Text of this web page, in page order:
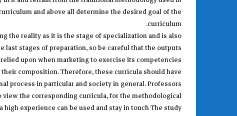
and above all determine the desired goal of the
curriculum.
the reality as it is the stage of specialization and is also
stages of preparation, so be careful that the outputs
upon when marketing to exercise its competencies.
composition. Therefore, these curricula should have
process in particular and society in general. Professors
the corresponding curricula, for the methodological
experience can be used and stay in touch The study